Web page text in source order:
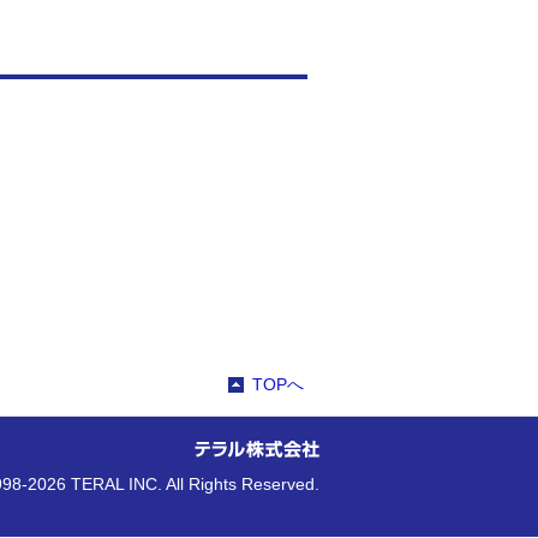
TOPへ
2026 TERAL INC. All Rights Reserved.